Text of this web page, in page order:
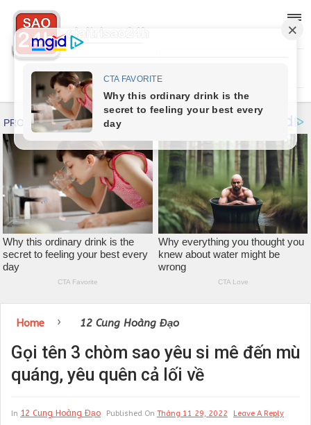
Home › 12 Cung Hoàng Đạo
Gọi tên 3 chòm sao yêu si mê đến mù
quáng, yêu quên cả lối về
In 12 Cung Hoàng Đạo Published On Tháng 11 29, 2022 Leave A Reply